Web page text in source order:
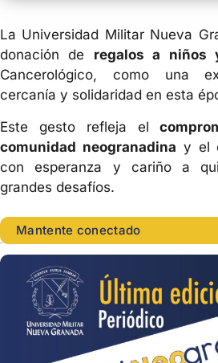
La Universidad Militar Nueva
donación de regalos a niños
Cancerológico, como una
cercanía y solidaridad en esta
Este gesto refleja el
comunidad neogranadina y el
con esperanza y cariño a
grandes desafíos.
Mantente conectado